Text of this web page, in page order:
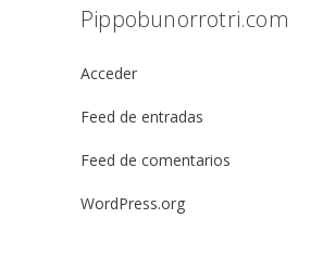
Pippobunorrotri.com
Acceder
Feed de entradas
Feed de comentarios
WordPress.org